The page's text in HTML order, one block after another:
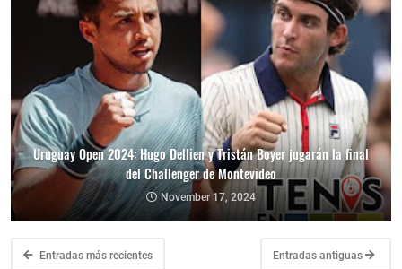
Uruguay Open 2024: Hugo Dellien y Tristán Boyer jugarán la final
del Challenger de Montevideo
November 17, 2024
Entradas más recientes Entradas antiguas